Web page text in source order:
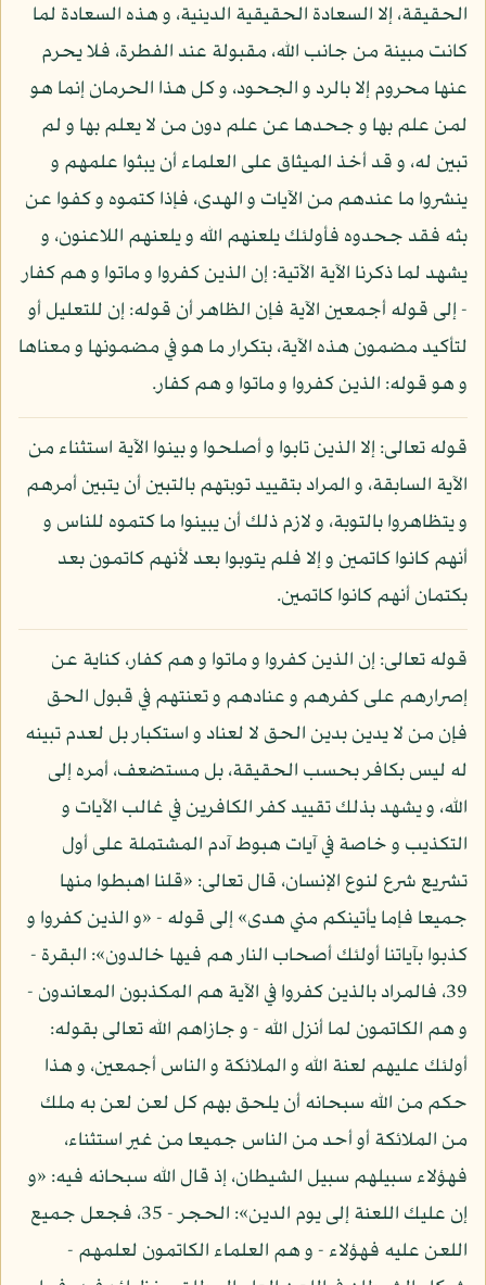
الحقيقة، إلا السعادة الحقيقية الدينية، و هذه السعادة لما
كانت مبينة من جانب الله، مقبولة عند الفطرة، فلا يحرم
عنها محروم إلا بالرد و الجحود، و كل هذا الحرمان إنما هو
لمن علم بها و جحدها عن علم دون من لا يعلم بها و لم
تبين له، و قد أخذ الميثاق على العلماء أن يبثوا علمهم و
ينشروا ما عندهم من الآيات و الهدى، فإذا كتموه و كفوا عن
بثه فقد جحدوه فأولئك يلعنهم الله و يلعنهم اللاعنون، و
يشهد لما ذكرنا الآية الآتية: إن الذين كفروا و ماتوا و هم كفار
- إلى قوله أجمعين الآية فإن الظاهر أن قوله: إن للتعليل أو
لتأكيد مضمون هذه الآية، بتكرار ما هو في مضمونها و معناها
و هو قوله: الذين كفروا و ماتوا و هم كفار.
قوله تعالى: إلا الذين تابوا و أصلحوا و بينوا الآية استثناء من
الآية السابقة، و المراد بتقييد توبتهم بالتبين أن يتبين أمرهم
و يتظاهروا بالتوبة، و لازم ذلك أن يبينوا ما كتموه للناس و
أنهم كانوا كاتمين و إلا فلم يتوبوا بعد لأنهم كاتمون بعد
بكتمان أنهم كانوا كاتمين.
قوله تعالى: إن الذين كفروا و ماتوا و هم كفار، كناية عن
إصرارهم على كفرهم و عنادهم و تعنتهم في قبول الحق
فإن من لا يدين بدين الحق لا لعناد و استكبار بل لعدم تبينه
له ليس بكافر بحسب الحقيقة، بل مستضعف، أمره إلى
الله، و يشهد بذلك تقييد كفر الكافرين في غالب الآيات و
التكذيب و خاصة في آيات هبوط آدم المشتملة على أول
تشريع شرع لنوع الإنسان، قال تعالى: «قلنا اهبطوا منها
جميعا فإما يأتينكم مني هدى» إلى قوله - «و الذين كفروا و
كذبوا بآياتنا أولئك أصحاب النار هم فيها خالدون»: البقرة -
39، فالمراد بالذين كفروا في الآية هم المكذبون المعاندون -
و هم الكاتمون لما أنزل الله - و جازاهم الله تعالى بقوله:
أولئك عليهم لعنة الله و الملائكة و الناس أجمعين، و هذا
حكم من الله سبحانه أن يلحق بهم كل لعن لعن به ملك
من الملائكة أو أحد من الناس جميعا من غير استثناء،
فهؤلاء سبيلهم سبيل الشيطان، إذ قال الله سبحانه فيه: «و
إن عليك اللعنة إلى يوم الدين»: الحجر - 35، فجعل جميع
اللعن عليه فهؤلاء - و هم العلماء الكاتمون لعلمهم -